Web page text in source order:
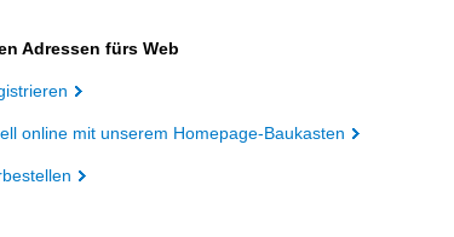
Adressen fürs Web
online mit unserem Homepage-Baukasten